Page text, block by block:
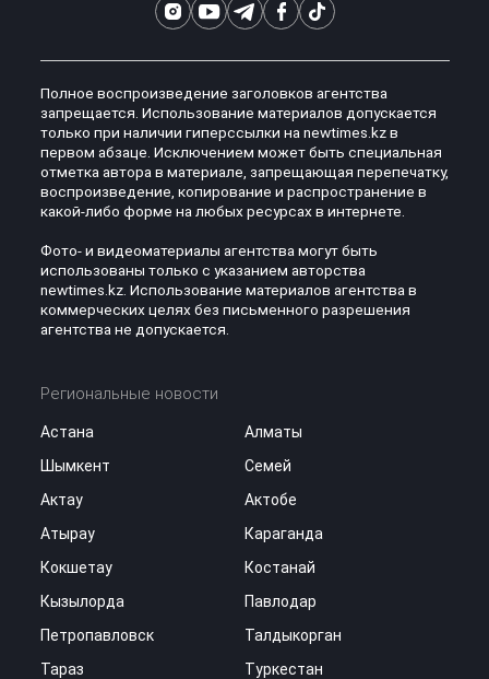
Полное воспроизведение заголовков агентства
запрещается. Использование материалов допускается
только при наличии гиперссылки на newtimes.kz в
первом абзаце. Исключением может быть специальная
отметка автора в материале, запрещающая перепечатку,
воспроизведение, копирование и распространение в
какой-либо форме на любых ресурсах в интернете.
Фото- и видеоматериалы агентства могут быть
использованы только с указанием авторства
newtimes.kz. Использование материалов агентства в
коммерческих целях без письменного разрешения
агентства не допускается.
Региональные новости
Астана
Алматы
Шымкент
Семей
Актау
Актобе
Атырау
Караганда
Кокшетау
Костанай
Кызылорда
Павлодар
Петропавловск
Талдыкорган
Тараз
Туркестан